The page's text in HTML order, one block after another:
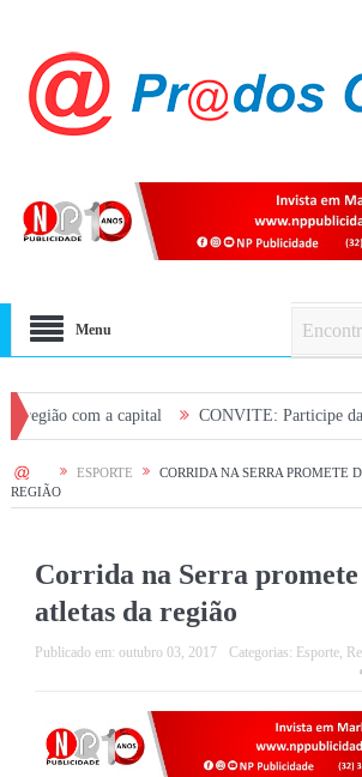
Menu
a capital CONVITE: Participe da Plenária
HOME ESPORTE
CORRIDA NA SERRA PROMETE
REGIÃO
Corrida na Serra promete
atletas da região
Publicado em: outubro 03, 2017 Categorias: Esporte,